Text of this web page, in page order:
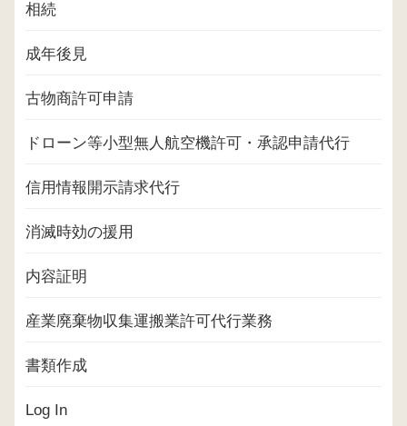
相続
成年後見
古物商許可申請
ドローン等小型無人航空機許可・承認申請代行
信用情報開示請求代行
消滅時効の援用
内容証明
産業廃棄物収集運搬業許可代行業務
書類作成
Log In